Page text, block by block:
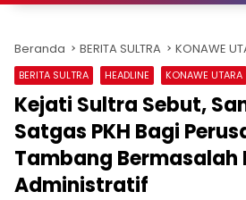
Beranda BERITA SULTRA KONAWE
BERITA SULTRA HEADLINE KONAWE UTARA
Kejati Sultra Sebut,
Satgas PKH Bagi
Tambang Bermasalah
Administratif